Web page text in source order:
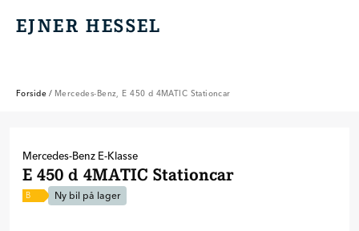
EJNER HESSEL
EJNER HESSEL
Forside / Mercedes-Benz, E 450 d 4MATIC Stationcar
Mercedes-Benz E-Klasse
E 450 d 4MATIC Stationcar
B Ny bil på lager